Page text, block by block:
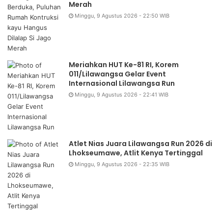
Merah
Minggu, 9 Agustus 2026 - 22:50 WIB
Meriahkan HUT Ke-81 RI, Korem
011/Lilawangsa Gelar Event
Internasional Lilawangsa Run
Minggu, 9 Agustus 2026 - 22:41 WIB
Atlet Nias Juara Lilawangsa Run 2026 di
Lhokseumawe, Atlit Kenya Tertinggal
Minggu, 9 Agustus 2026 - 22:35 WIB